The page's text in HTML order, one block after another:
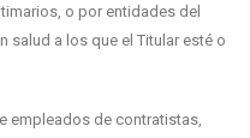
o por entidades del
salud a los que el Titular esté o
empleados de contratistas,